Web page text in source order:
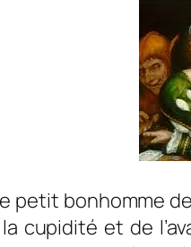
petit bonhomme
cupidité et de